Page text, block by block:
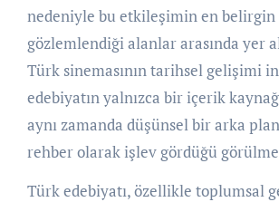
nedeniyle bu etkileşimin en belirgin
gözlemlendiği alanlar arasında yer
Türk sinemasının tarihsel gelişimi
edebiyatın yalnızca bir içerik
aynı zamanda düşünsel bir arka
rehber olarak işlev gördüğü
Türk edebiyatı, özellikle toplumsal